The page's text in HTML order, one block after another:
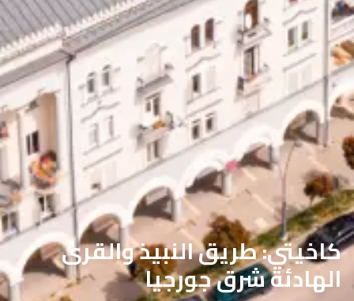
كاخيتي: طريق النبيذ والقرى
الهادئة شرق جورجيا